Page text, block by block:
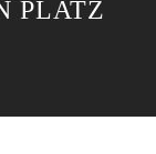
PLATZ